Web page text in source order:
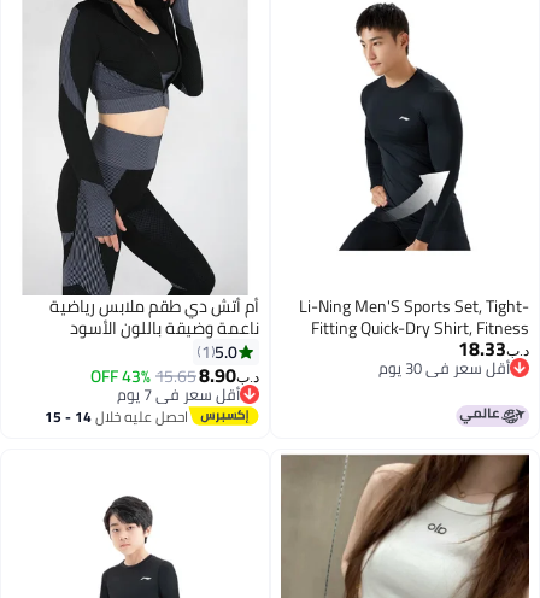
Li-Ning Men'S Sports Set, Tight-
Fitting Quick-Dry Shirt, Fitness
Wear, Running, Basketball,
Badminton, High-Elasticity
Base Layer
د.ب‏18.33
أقل سعر في 30 يوم
أم أتش دي طقم ملابس رياضية
ناعمة وضيقة باللون الأسود
5.0
1
د.ب‏8.90
15.65
43% OFF
أقل سعر في 7 يوم
أقل سعر في 7 يوماحصل عليه خلال 14 - 15